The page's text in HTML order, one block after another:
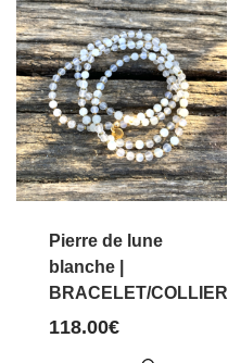
Pierre de lune
blanche |
BRACELET/COLLIER
118.00€